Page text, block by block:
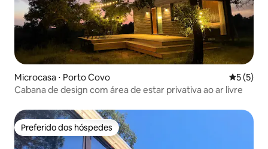
Microcasa ⋅ Porto Covo 5 de
5 (5)
Cabana de design com área de estar privativa ao ar livre
Preferido dos hóspedes
Preferido dos hóspedes